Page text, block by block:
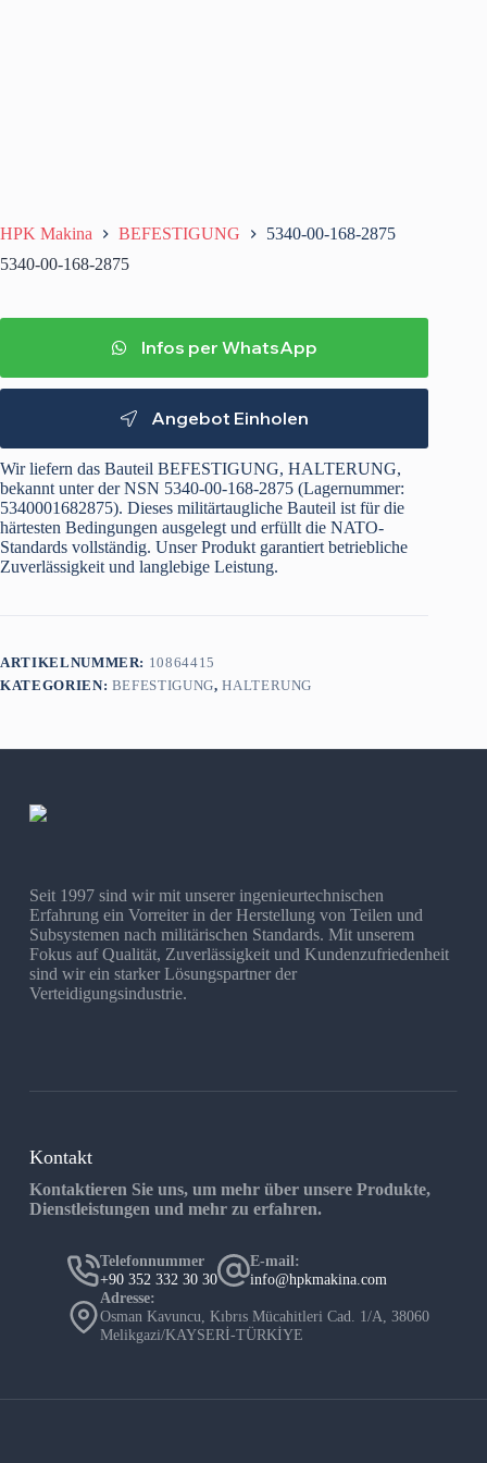
HPK Makina BEFESTIGUNG
5340-00-168-2875
5340-00-168-2875
Infos per WhatsApp
Angebot Einholen
Wir liefern das Bauteil BEFESTIGUNG, HALTERUNG,
bekannt unter der NSN 5340-00-168-2875 (Lagernummer:
5340001682875). Dieses militärtaugliche Bauteil ist für die
härtesten Bedingungen ausgelegt und erfüllt die NATO-
Standards vollständig. Unser Produkt garantiert betriebliche
Zuverlässigkeit und langlebige Leistung.
ARTIKELNUMMER: 10864415
KATEGORIEN: BEFESTIGUNG,HALTERUNG
Seit 1997 sind wir mit unserer ingenieurtechnischen
Erfahrung ein Vorreiter in der Herstellung von Teilen und
Subsystemen nach militärischen Standards. Mit unserem
Fokus auf Qualität, Zuverlässigkeit und Kundenzufriedenheit
sind wir ein starker Lösungspartner der
Verteidigungsindustrie.
Kontakt
Kontaktieren Sie uns, um mehr über unsere Produkte,
Dienstleistungen und mehr zu erfahren.
Telefonnummer
+90 352 332 30 30
E-mail:
info@hpkmakina.com
Adresse:
Osman Kavuncu, Kıbrıs Mücahitleri Cad. 1/A, 38060
Melikgazi/KAYSERİ-TÜRKİYE